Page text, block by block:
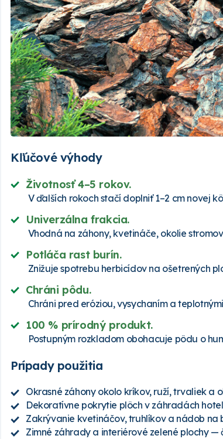
Kľúčové výhody
Životnosť 4–5 rokov.
V ďalších rokoch stačí doplniť 1–2 cm novej
Univerzálna frakcia.
Vhodná na záhony, kvetináče, okolie
Potláča rast burín.
Znižuje spotrebu herbicídov na ošetrených
Chráni pôdu.
Chráni pred eróziou, vysychaním a
100 % prírodný produkt.
Postupným rozkladom obohacuje pôdu o
Prípady použitia
Okrasné záhony okolo kríkov, ruží, trvaliek a
Dekoratívne pokrytie plôch v záhradách
Zakrývanie kvetináčov, truhlíkov a nádob na
Zimné záhrady a interiérové zelené plochy —